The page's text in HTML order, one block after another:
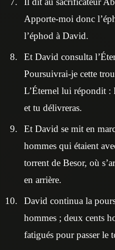
Apporte-moi donc
l’éphod à David.
Et David consulta
Poursuivrai-je cette
L’Éternel lui répondit :
et tu délivreras.
Et David se mit en
hommes qui étaient
torrent de Besor, où
en arrière.
David continua la
hommes ; deux cents
fatigués pour passer le